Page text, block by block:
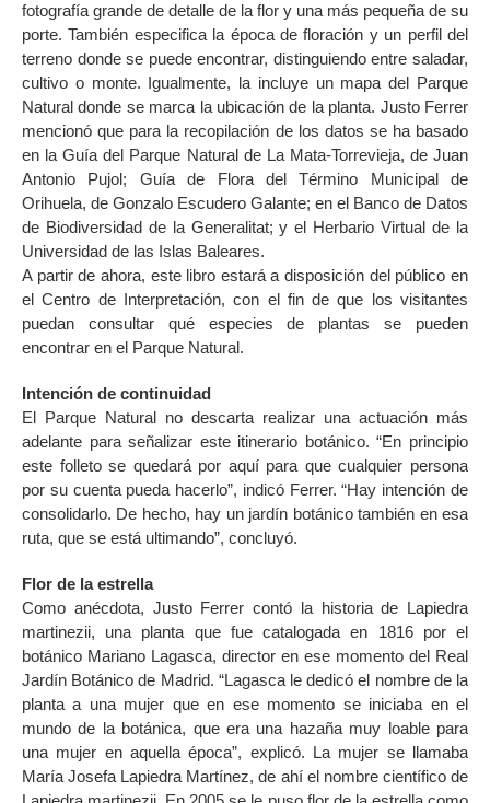
fotografía grande de detalle de la flor y una más pequeña de su
porte. También especifica la época de floración y un perfil del
terreno donde se puede encontrar, distinguiendo entre saladar,
cultivo o monte. Igualmente, la incluye un mapa del Parque
Natural donde se marca la ubicación de la planta. Justo Ferrer
mencionó que para la recopilación de los datos se ha basado
en la Guía del Parque Natural de La Mata-Torrevieja, de Juan
Antonio Pujol; Guía de Flora del Término Municipal de
Orihuela, de Gonzalo Escudero Galante; en el Banco de Datos
de Biodiversidad de la Generalitat; y el Herbario Virtual de la
Universidad de las Islas Baleares.
A partir de ahora, este libro estará a disposición del público en
el Centro de Interpretación, con el fin de que los visitantes
puedan consultar qué especies de plantas se pueden
encontrar en el Parque Natural.
Intención de continuidad
El Parque Natural no descarta realizar una actuación más
adelante para señalizar este itinerario botánico. “En principio
este folleto se quedará por aquí para que cualquier persona
por su cuenta pueda hacerlo”, indicó Ferrer. “Hay intención de
consolidarlo. De hecho, hay un jardín botánico también en esa
ruta, que se está ultimando”, concluyó.
Flor de la estrella
Como anécdota, Justo Ferrer contó la historia de Lapiedra
martinezii, una planta que fue catalogada en 1816 por el
botánico Mariano Lagasca, director en ese momento del Real
Jardín Botánico de Madrid. “Lagasca le dedicó el nombre de la
planta a una mujer que en ese momento se iniciaba en el
mundo de la botánica, que era una hazaña muy loable para
una mujer en aquella época”, explicó. La mujer se llamaba
María Josefa Lapiedra Martínez, de ahí el nombre científico de